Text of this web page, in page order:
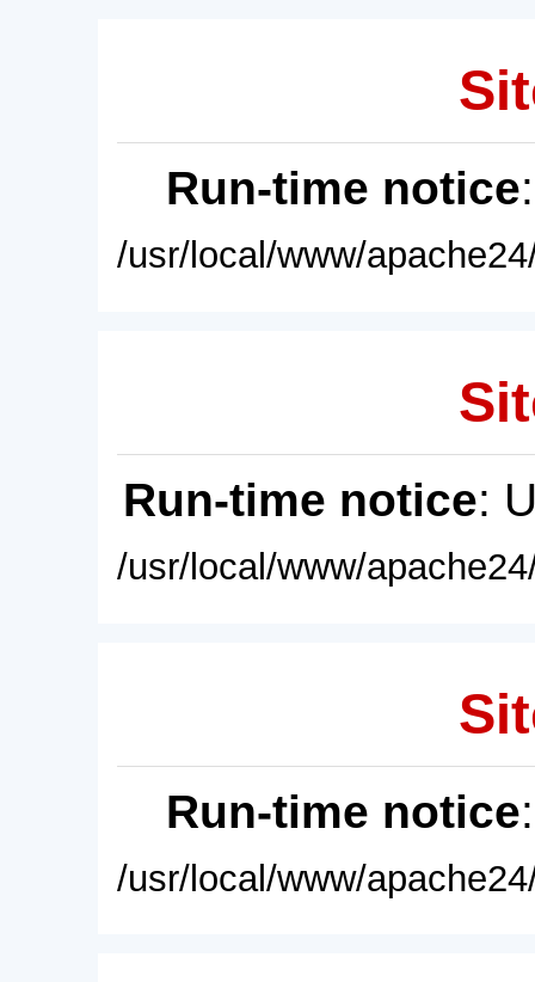
Run-time notice
/usr/local/www/
Run-time notice:
/usr/local/www/
Run-time notice
/usr/local/www/